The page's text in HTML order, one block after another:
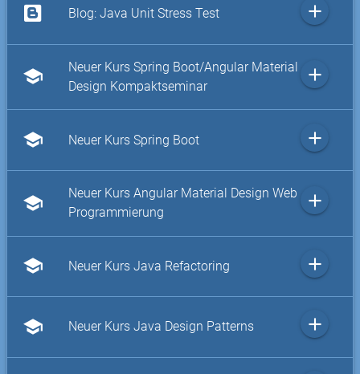
Blog: Java Unit Stress Test add
school
Neuer Kurs Spring Boot/Angular Material
Design Kompaktseminar
add
school Neuer Kurs Spring Boot add
school
Neuer Kurs Angular Material Design Web
Programmierung
add
school Neuer Kurs Java Refactoring add
school Neuer Kurs Java Design Patterns add